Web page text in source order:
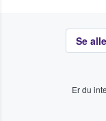
Se
Er du